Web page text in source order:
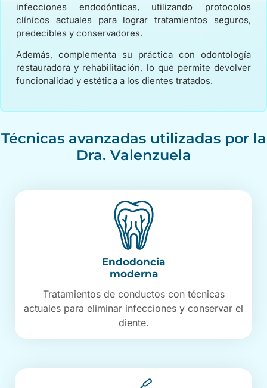
infecciones endodónticas, utilizando protocolos
clínicos actuales para lograr tratamientos seguros,
predecibles y conservadores.
Además, complementa su práctica con odontología
restauradora y rehabilitación, lo que permite devolver
funcionalidad y estética a los dientes tratados.
Técnicas avanzadas utilizadas por la
Dra. Valenzuela
Endodoncia
moderna
Tratamientos de conductos con técnicas
actuales para eliminar infecciones y conservar el
diente.